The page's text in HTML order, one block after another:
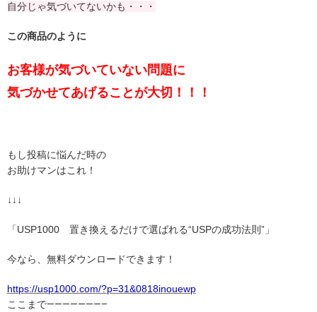
自分じゃ気づいてないかも・・・
この商品のように
お客様が気づいていない問題に
気づかせてあげることが大切 ！！！
もし投稿に悩んだ時の
お助けマンはこれ！
↓↓↓
「USP1000 置き換えるだけで選ばれる“USPの成功法則”」
今なら、無料ダウンロードできます！
https://usp1000.com/?p=31&0818inouewp
ここまで———————–